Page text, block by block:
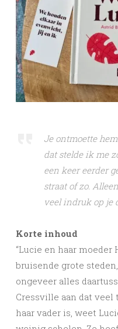
Je ontmoette
dat stelde ik me
een keer eerder
straat of zo.
veel indruk op je
Korte inhoud
“Lucie en haar
bruisende grote
ongeveer alles
Cressville aan dat
haar vader is, weet